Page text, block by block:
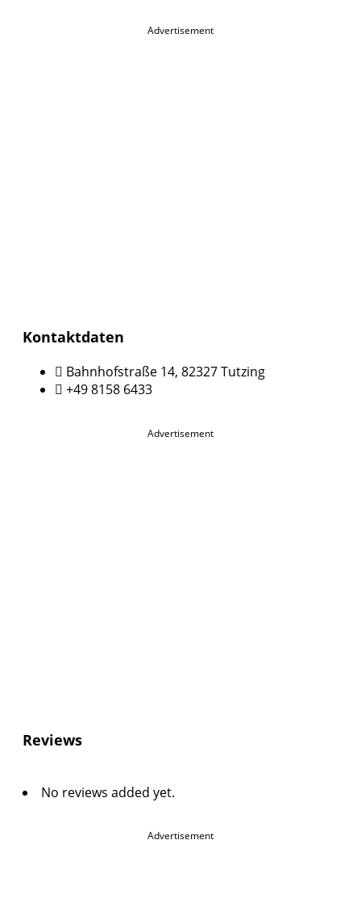
Advertisement
Kontaktdaten
Bahnhofstraße 14, 82327 Tutzing
+49 8158 6433
Advertisement
Reviews
No reviews added yet.
Advertisement